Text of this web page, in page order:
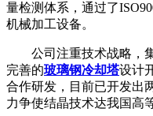
量检测体系，通过了
机械加工设备。
公司注重技术战略，集
完善的玻璃钢冷却塔设计
合作研发，目前已开发出
力争使结晶技术达我国高